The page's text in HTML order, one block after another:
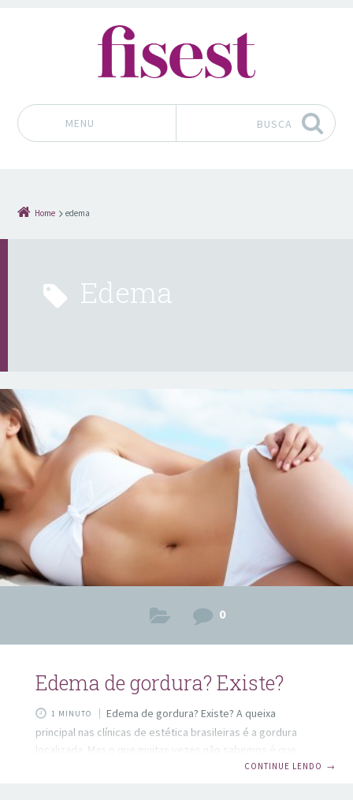
MENU BUSCA
Home edema
edema
0
Edema de gordura? Existe?
1 MINUTO
Edema de gordura? Existe? A queixa
principal nas clínicas de estética brasileiras é a gordura
localizada. Mas o que muitas vezes não sabemos é que
aquela gordura localizada nas pernas ou abdômen pode na
CONTINUE LENDO →